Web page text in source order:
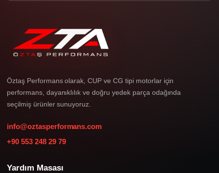
Öztaş Performans olarak, CUP ve CG tipi motorlar için
performans, dayanıklılık ve doğru yedek parça odağında
seçilmiş ürünler sunuyoruz.
info@oztasperformans.com
+90 553 248 29 79
Yardım Masası